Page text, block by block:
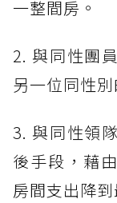
一整間房。
2. 與同性團
另一位同性
3. 與同性領
後手段，藉
房間支出降到